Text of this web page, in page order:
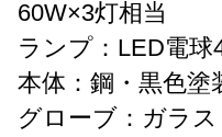
60W×3灯相当
ランプ：LED電球
本体：鋼・黒色塗
グローブ：ガラス